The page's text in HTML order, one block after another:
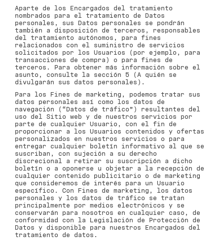
Aparte de los Encargados del tratamiento
nombrados para el tratamiento de Datos
personales, sus Datos personales se pondrán
también a disposición de terceros, responsables
del tratamiento autónomos, para fines
relacionados con el suministro de servicios
solicitados por los Usuarios (por ejemplo, para
transacciones de compra) o para fines de
terceros. Para obtener más información sobre el
asunto, consulte la sección 5 (A quién se
divulgarán sus datos personales).
Para los Fines de marketing, podemos tratar sus
datos personales así como los datos de
navegación (“Datos de tráfico”) resultantes del
uso del Sitio web y de nuestros servicios por
parte de cualquier Usuario, con el fin de
proporcionar a los Usuarios contenidos y ofertas
personalizados en nuestros servicios o para
entregar cualquier boletín informativo al que se
suscriban, con sujeción a su derecho
discrecional a retirar su suscripción a dicho
boletín o a oponerse u objetar a la recepción de
cualquier contenido publicitario o de marketing
que consideremos de interés para un Usuario
específico. Con Fines de marketing, los datos
personales y los datos de tráfico se tratan
principalmente por medios electrónicos y se
conservarán para nosotros en cualquier caso, de
conformidad con la Legislación de Protección de
Datos y disponible para nuestros Encargados del
tratamiento de datos.